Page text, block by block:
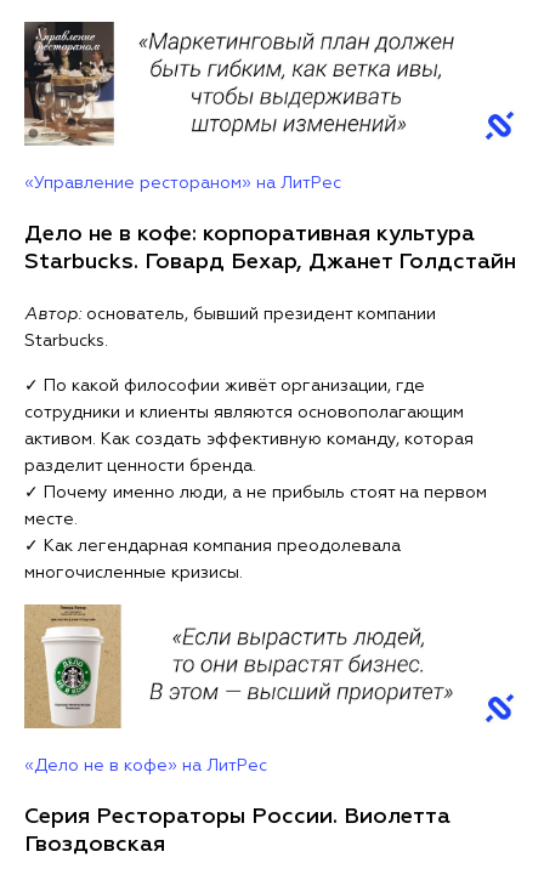
«Управление рестораном» на ЛитРес
Дело не в кофе: корпоративная культура
Starbucks. Говард Бехар, Джанет Голдстайн
Автор:основатель, бывший президент компании
Starbucks.
✓ По какой философии живёт организации, где
сотрудники и клиенты являются основополагающим
активом. Как создать эффективную команду, которая
разделит ценности бренда.
✓ Почему именно люди, а не прибыль стоят на первом
месте.
✓ Как легендарная компания преодолевала
многочисленные кризисы.
«Дело не в кофе» на ЛитРес
Серия Рестораторы России. Виолетта
Гвоздовская